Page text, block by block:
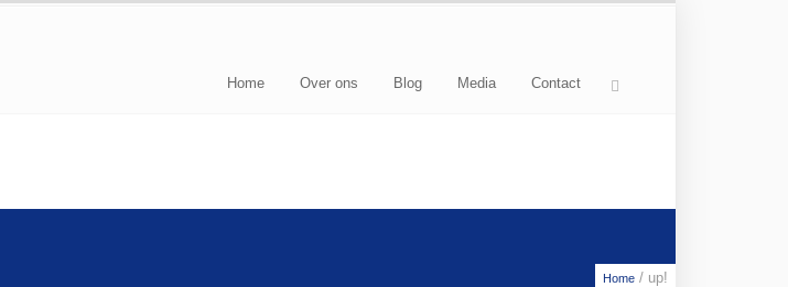
Home Over ons Blog Media Contact
Home / up!